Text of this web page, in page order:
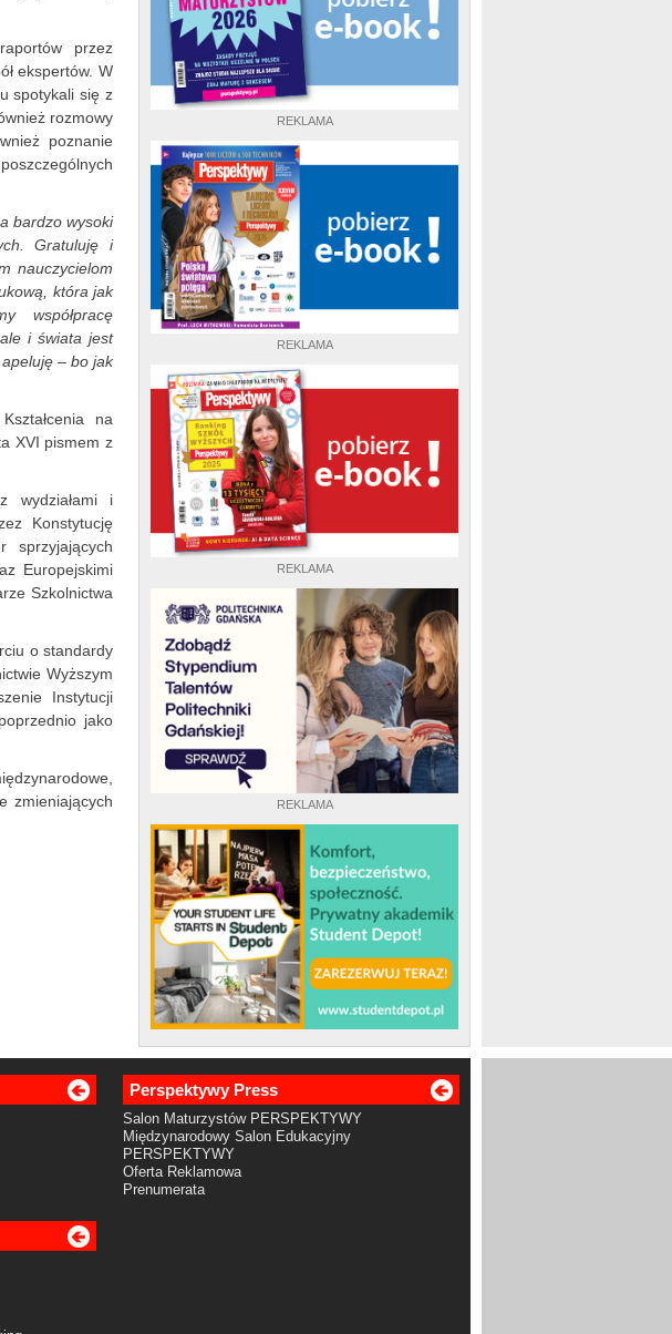
REKLAMA
REKLAMA
REKLAMA
REKLAMA
przez
ekspertów. W
spotykali się z
rozmowy
poznanie
bardzo wysoki
Gratuluję i
nauczycielom
która jak
współpracę
i świata jest
– bo jak
na
XVI pismem z
wydziałami i
Konstytucję
sprzyjających
Europejskimi
Szkolnictwa
o standardy
Wyższym
Instytucji
jako
zmieniających
Perspektywy Press
Salon Maturzystów PERSPEKTYWY
Międzynarodowy Salon Edukacyjny
PERSPEKTYWY
Oferta Reklamowa
Prenumerata